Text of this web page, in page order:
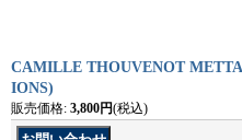
CAMILLE THOUVENOT
IONS)
販売価格: 3,800円(税込)